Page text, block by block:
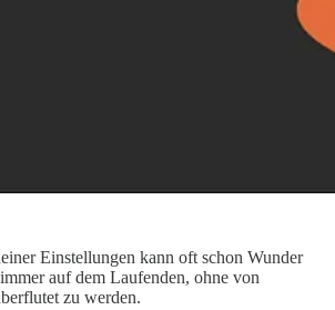
Einstellungen kann oft schon Wunder
auf dem Laufenden, ohne von
zu werden.